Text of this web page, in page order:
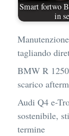
Smart fortwo
in
tagliando
BMW R
scarico
Audi Q4 e-
sostenibile,
termine